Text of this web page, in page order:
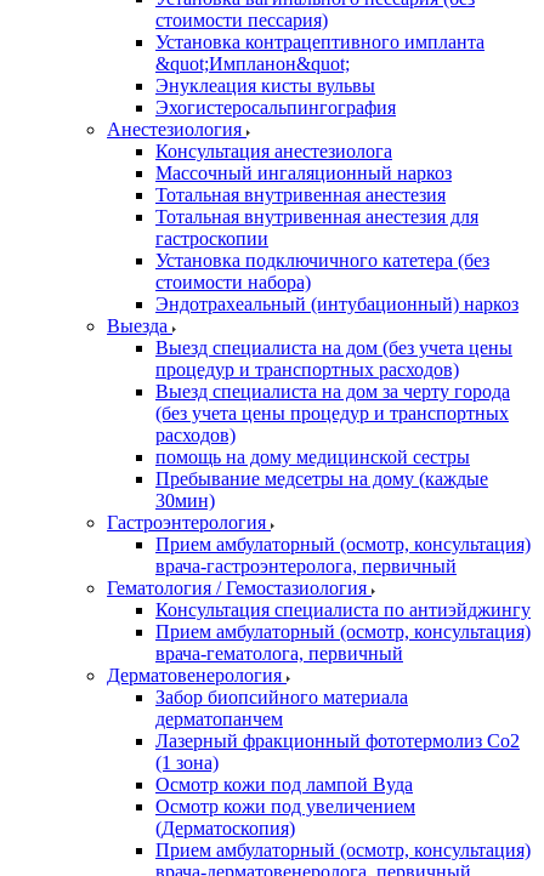
стоимости пессария)
Установка контрацептивного импланта
&quot;Импланон&quot;
Энуклеация кисты вульвы
Эхогистеросальпингография
Анестезиология
Консультация анестезиолога
Массочный ингаляционный наркоз
Тотальная внутривенная анестезия
Тотальная внутривенная анестезия для
гастроскопии
Установка подключичного катетера (без
стоимости набора)
Эндотрахеальный (интубационный) наркоз
Выезда
Выезд специалиста на дом (без учета цены
процедур и транспортных расходов)
Выезд специалиста на дом за черту города
(без учета цены процедур и транспортных
расходов)
помощь на дому медицинской сестры
Пребывание медсетры на дому (каждые
30мин)
Гастроэнтерология
Прием амбулаторный (осмотр, консультация)
врача-гастроэнтеролога, первичный
Гематология / Гемостазиология
Консультация специалиста по антиэйджингу
Прием амбулаторный (осмотр, консультация)
врача-гематолога, первичный
Дерматовенерология
Забор биопсийного материала
дерматопанчем
Лазерный фракционный фототермолиз Со2
(1 зона)
Осмотр кожи под лампой Вуда
Осмотр кожи под увеличением
(Дерматоскопия)
Прием амбулаторный (осмотр, консультация)
врача-дерматовенеролога, первичный